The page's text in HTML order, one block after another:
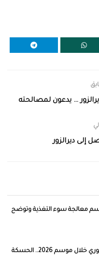
… يدعون لمصالحته
إلى ديرالزور
معالجة سوء التغذية وتوضح
قفزة في إنتاج القمح السوري خلال موسم 2026.. الحسكة